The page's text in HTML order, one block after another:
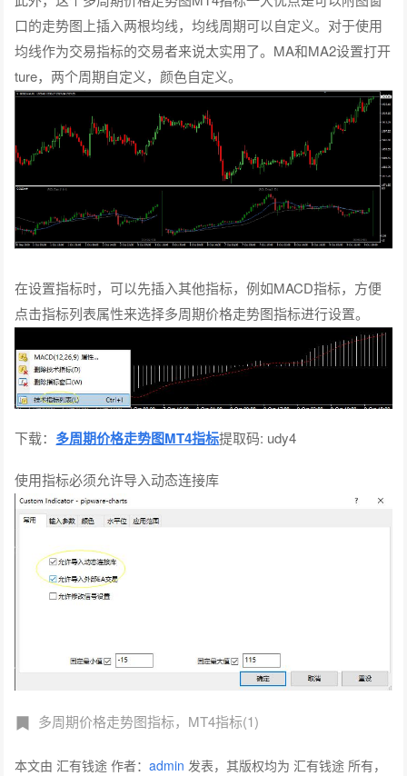
口的走势图上插入两根均线，均线周期可以自定义。对于使用
均线作为交易指标的交易者来说太实用了。MA和MA2设置打开
ture，两个周期自定义，颜色自定义。
在设置指标时，可以先插入其他指标，例如MACD指标，方便
点击指标列表属性来选择多周期价格走势图指标进行设置。
下载： 多周期价格走势图MT4指标提取码: udy4
使用指标必须允许导入动态连接库
多周期价格走势图指标，MT4指标(1)
本文由 汇有钱途 作者：admin 发表，其版权均为 汇有钱途 所有，